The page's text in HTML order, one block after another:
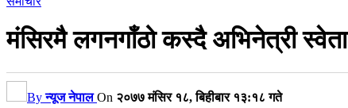
मंसिरमै लगनगाँठो कस्दै अभिनेत्री स्वेता
Byन्यूज नेपाल On २०७७ मंसिर १८, बिहीबार १३:१८ गते